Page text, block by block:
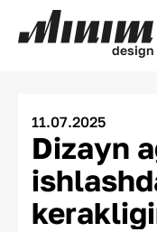
design
11.07.2025
Dizayn